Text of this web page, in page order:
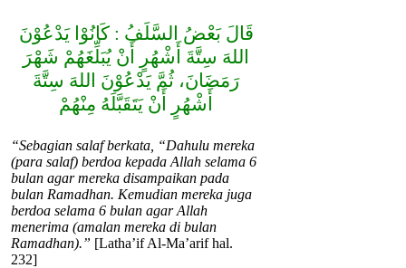
ﻗَﺎﻝَ ﺑَﻌْﺾُ ﺍﻟﺴَّﻠَﻒُ : ﻛَﺎﻧُﻮْﺍ ﻳَﺪْﻋُﻮْﻥَ
ﺍﻟﻠﻪَ ﺳِﺘَّﺔَ ﺃَﺷْﻬُﺮٍ ﺃَﻥْ ﻳُﺒَﻠِّﻐَﻬُﻢْ ﺷَﻬْﺮَ
ﺭَﻣَﻀَﺎﻥَ، ﺛُﻢَّ ﻳَﺪْﻋُﻮْنَ اﻟﻠﻪَ ﺳِﺘَّﺔَ
ﺃَﺷْﻬُﺮٍ ﺃَﻥْ ﻳَﺘَﻘَﺒَّﻠَﻪُ ﻣِﻨْﻬُﻢْ
“Sebagian salaf berkata, “Dahulu mereka
(para salaf) berdoa kepada Allah selama 6
bulan agar mereka disampaikan pada
bulan Ramadhan. Kemudian mereka juga
berdoa selama 6 bulan agar Allah
menerima (amalan mereka di bulan
Ramadhan).” [Latha’if Al-Ma’arif hal.
232]